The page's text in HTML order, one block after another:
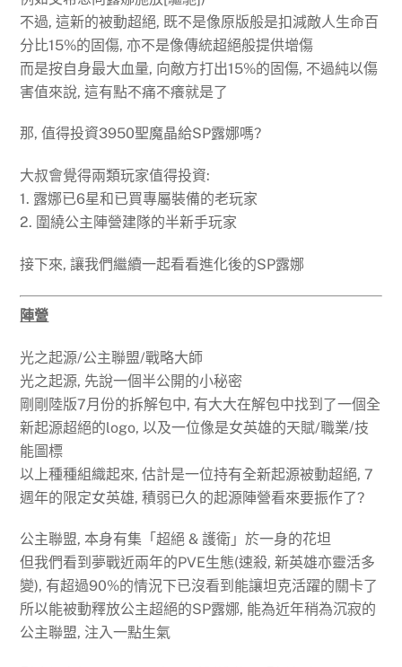
不過, 這新的被動超絕, 既不是像原版般是扣減敵人生命百
分比15%的固傷, 亦不是像傳統超絕般提供增傷
而是按自身最大血量, 向敵方打出15%的固傷, 不過純以傷
害值來說, 這有點不痛不癢就是了
那, 值得投資3950聖魔晶給SP露娜嗎?
大叔會覺得兩類玩家值得投資:
1. 露娜已6星和已買專屬裝備的老玩家
2. 圍繞公主陣營建隊的半新手玩家
接下來, 讓我們繼續一起看看進化後的SP露娜
陣營
光之起源/公主聯盟/戰略大師
光之起源, 先說一個半公開的小秘密
剛剛陸版7月份的拆解包中, 有大大在解包中找到了一個全
新起源超絕的logo, 以及一位像是女英雄的天賦/職業/技
能圖標
以上種種組織起來, 估計是一位持有全新起源被動超絕, 7
週年的限定女英雄, 積弱已久的起源陣營看來要振作了?
公主聯盟, 本身有集「超絕 & 護衛」於一身的花坦
但我們看到夢戰近兩年的PVE生態(速殺, 新英雄亦靈活多
變), 有超過90%的情況下已沒看到能讓坦克活躍的關卡了
所以能被動釋放公主超絕的SP露娜, 能為近年稍為沉寂的
公主聯盟, 注入一點生氣